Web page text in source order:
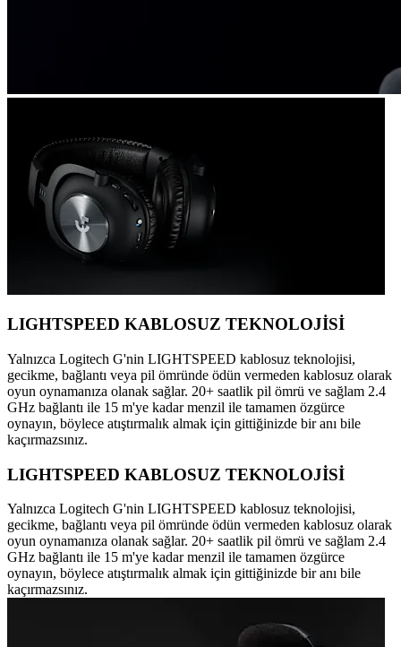
LIGHTSPEED KABLOSUZ TEKNOLOJİSİ
Yalnızca Logitech G'nin LIGHTSPEED kablosuz teknolojisi,
gecikme, bağlantı veya pil ömründe ödün vermeden kablosuz olarak
oyun oynamanıza olanak sağlar. 20+ saatlik pil ömrü ve sağlam 2.4
GHz bağlantı ile 15 m'ye kadar menzil ile tamamen özgürce
oynayın, böylece atıştırmalık almak için gittiğinizde bir anı bile
kaçırmazsınız.
LIGHTSPEED KABLOSUZ TEKNOLOJİSİ
Yalnızca Logitech G'nin LIGHTSPEED kablosuz teknolojisi,
gecikme, bağlantı veya pil ömründe ödün vermeden kablosuz olarak
oyun oynamanıza olanak sağlar. 20+ saatlik pil ömrü ve sağlam 2.4
GHz bağlantı ile 15 m'ye kadar menzil ile tamamen özgürce
oynayın, böylece atıştırmalık almak için gittiğinizde bir anı bile
kaçırmazsınız.